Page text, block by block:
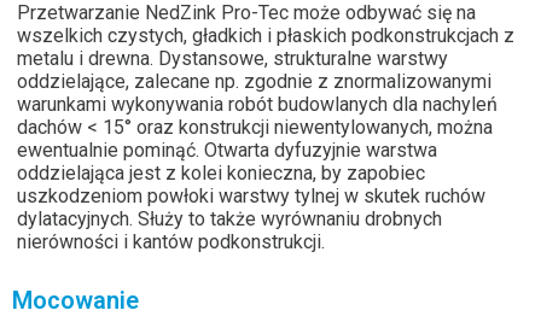
Przetwarzanie NedZink Pro-Tec może odbywać się na
wszelkich czystych, gładkich i płaskich podkonstrukcjach z
metalu i drewna. Dystansowe, strukturalne warstwy
oddzielające, zalecane np. zgodnie z znormalizowanymi
warunkami wykonywania robót budowlanych dla nachyleń
dachów < 15° oraz konstrukcji niewentylowanych, można
ewentualnie pominąć. Otwarta dyfuzyjnie warstwa
oddzielająca jest z kolei konieczna, by zapobiec
uszkodzeniom powłoki warstwy tylnej w skutek ruchów
dylatacyjnych. Służy to także wyrównaniu drobnych
nierówności i kantów podkonstrukcji.
Mocowanie